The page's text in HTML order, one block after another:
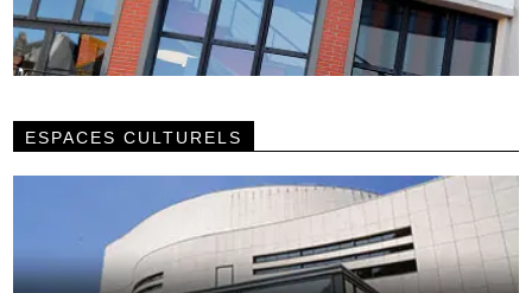
ESPACES CULTURELS